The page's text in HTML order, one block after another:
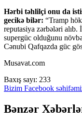
Hərbi təhlilçi onu da
gecikə bilər: “Tramp
reputasiya zərbələri
supergüc olduğunu
Cənubi Qafqazda güc
Musavat.com
Baxış sayı: 233
Bizim Facebook
Bənzər